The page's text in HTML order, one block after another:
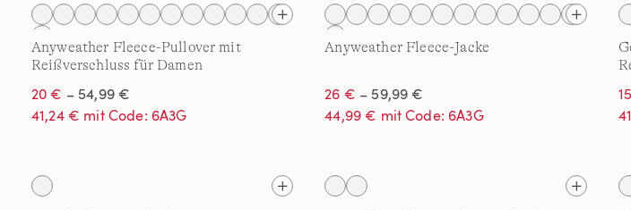
Anyweather Fleece-Pullover mit
Reißverschluss für Damen
20 € – 54,99 €
41,24 € mit Code: 6A3G
Anyweather Fleece-Jacke
26 € – 59,99 €
44,99 € mit Code: 6A3G